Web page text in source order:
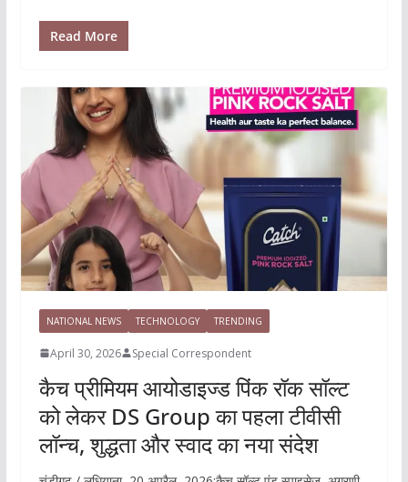
Read More
NATIONAL NEWS TECHNOLOGY TRENDING
April 30, 2026 Special Correspondent
कैच प्रीमियम आयोडाइज्ड पिंक रॉक सॉल्ट
को लेकर DS Group का पहला टीवीसी
लॉन्च, शुद्धता और स्वाद का नया संदेश